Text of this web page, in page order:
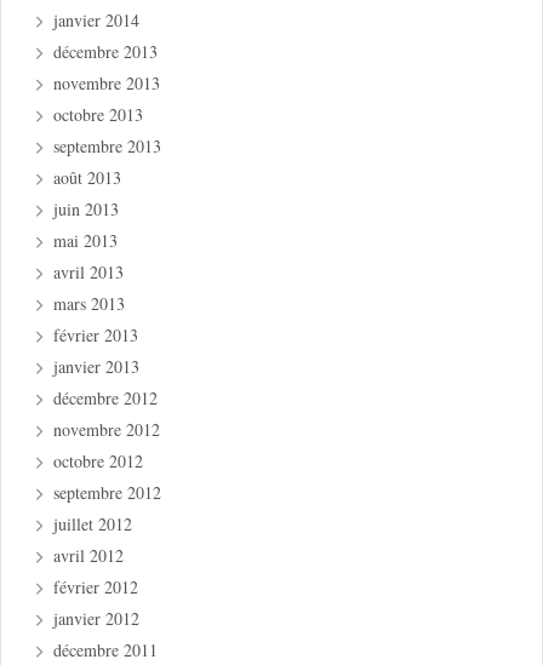
janvier 2014
décembre 2013
novembre 2013
octobre 2013
septembre 2013
août 2013
juin 2013
mai 2013
avril 2013
mars 2013
février 2013
janvier 2013
décembre 2012
novembre 2012
octobre 2012
septembre 2012
juillet 2012
avril 2012
février 2012
janvier 2012
décembre 2011